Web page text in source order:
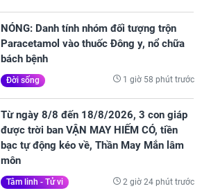
NÓNG: Danh tính nhóm đối tượng trộn
Paracetamol vào thuốc Đông y, nổ chữa
bách bệnh
Đời sống 1 giờ 58 phút trước
Từ ngày 8/8 đến 18/8/2026, 3 con giáp
được trời ban VẬN MAY HIẾM CÓ, tiền
bạc tự động kéo về, Thần May Mắn lâm
môn
Tâm linh - Tử vi 2 giờ 24 phút trước